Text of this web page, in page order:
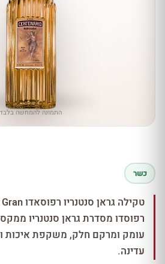
התמונה להמחשה בלבד
כשר
רפוסדו מסדרת גראן סנטנריו
עומק ומרקם חלק, משקפת איכות
עדינה.